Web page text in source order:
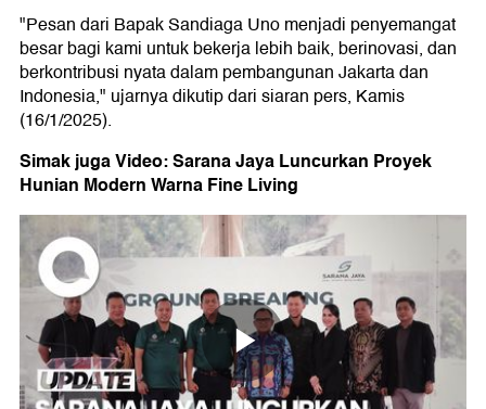
"Pesan dari Bapak Sandiaga Uno menjadi penyemangat
besar bagi kami untuk bekerja lebih baik, berinovasi, dan
berkontribusi nyata dalam pembangunan Jakarta dan
Indonesia," ujarnya dikutip dari siaran pers, Kamis
(16/1/2025).
Simak juga Video: Sarana Jaya Luncurkan Proyek
Hunian Modern Warna Fine Living